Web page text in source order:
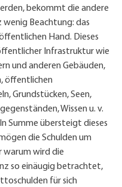
bekommt die andere
wenig Beachtung: das
Hand. Dieses
Infrastruktur wie
und anderen Gebäuden,
öffentlichen
Grundstücken, Seen,
Wissen u. v.
Summe übersteigt dieses
die Schulden um
warum wird die
so einäugig betrachtet,
für sich